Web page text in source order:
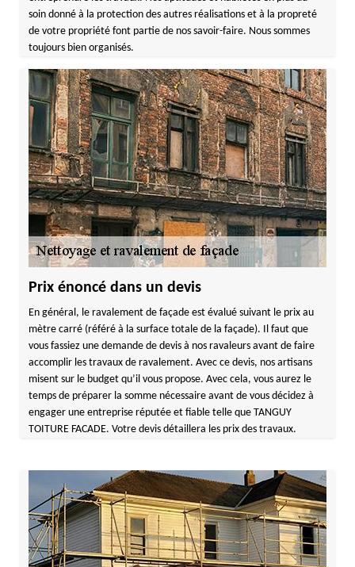
soin donné à la protection des autres réalisations et à la propreté
de votre propriété font partie de nos savoir-faire. Nous sommes
toujours bien organisés.
Prix énoncé dans un devis
En général, le ravalement de façade est évalué suivant le prix au
mètre carré (référé à la surface totale de la façade). Il faut que
vous fassiez une demande de devis à nos ravaleurs avant de faire
accomplir les travaux de ravalement. Avec ce devis, nos artisans
misent sur le budget qu’il vous propose. Avec cela, vous aurez le
temps de préparer la somme nécessaire avant de vous décidez à
engager une entreprise réputée et fiable telle que TANGUY
TOITURE FACADE. Votre devis détaillera les prix des travaux.